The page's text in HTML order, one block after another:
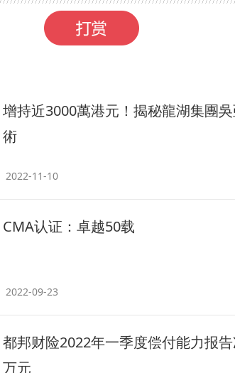
增持近3000萬港元！揭秘龍湖集團
術
2022-11-10
CMA认证：卓越50载
2022-09-23
都邦财险2022年一季度偿付能力报
万元